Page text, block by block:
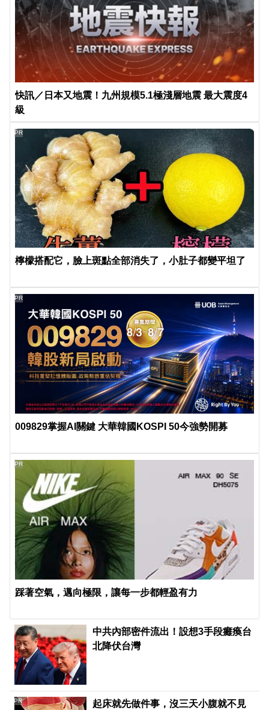
快訊／日本又地震！九州規模5.1極淺層地震 最大震度4
級
檸檬搭配它，臉上斑點全部消失了，小肚子都變平坦了
PR
009829掌握AI關鍵 大華韓國KOSPI 50今強勢開募
PR
踩著空氣，邁向極限，讓每一步都輕盈有力
PR
中共內部密件流出！設想3手段癱瘓台
北降伏台灣
起床就先做件事，沒三天小腹就不見
PR